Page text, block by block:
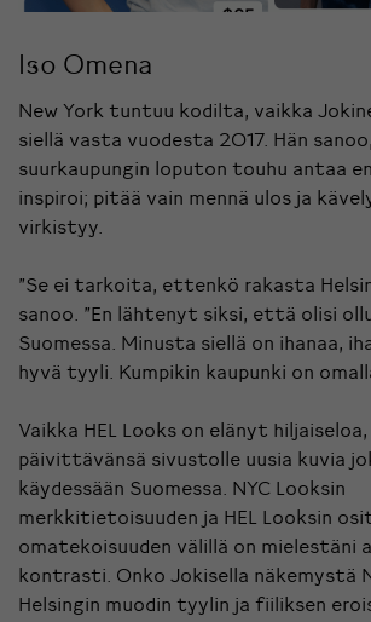
Iso Omena
New York tuntuu kodilta, vaikka
siellä vasta vuodesta 2017. Hän
suurkaupungin loputon touhu antaa
inspiroi; pitää vain mennä ulos ja
virkistyy.
”Se ei tarkoita, ettenkö rakasta
sanoo. ”En lähtenyt siksi, että olisi
Suomessa. Minusta siellä on ihanaa,
hyvä tyyli. Kumpikin kaupunki on
Vaikka HEL Looks on elänyt
päivittävänsä sivustolle uusia kuvia
käydessään Suomessa. NYC Looksin
merkkitietoisuuden ja HEL Looksin
omatekoisuuden välillä on mielestäni
kontrasti. Onko Jokisella näkemystä
Helsingin muodin tyylin ja fiiliksen